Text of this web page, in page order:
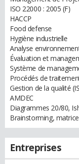
ISO 22000 : 2005 (F)
HACCP
Food defense
Hygiène industrielle
Analyse
Évaluation et
Système de
Procédés de
Gestion de la qualité
AMDEC
Diagrammes 20/80,
Brainstorming,
Entreprises